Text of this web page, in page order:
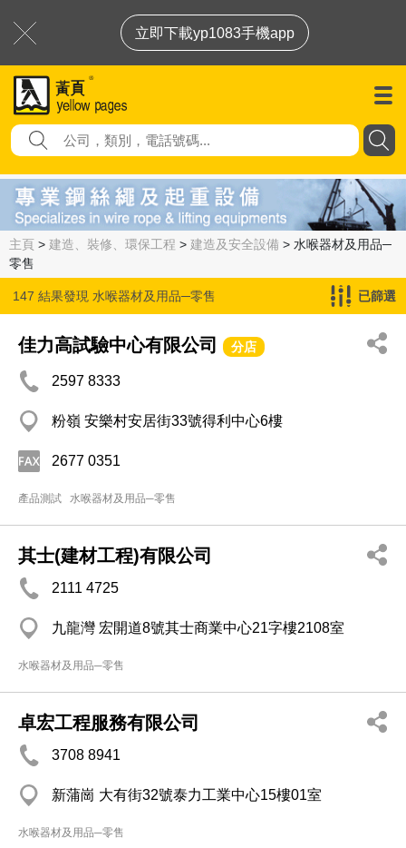
立即下載yp1083手機app
主頁 > 建造、裝修、環保工程 > 建造及安全設備 > 水喉器材及用品─
零售
147 結果發現 水喉器材及用品─零售 已篩選
佳力高試驗中心有限公司 分店
2597 8333
粉嶺 安樂村安居街33號得利中心6樓
2677 0351
產品測試 水喉器材及用品─零售
其士(建材工程)有限公司
2111 4725
九龍灣 宏開道8號其士商業中心21字樓2108室
水喉器材及用品─零售
卓宏工程服務有限公司
3708 8941
新蒲崗 大有街32號泰力工業中心15樓01室
水喉器材及用品─零售